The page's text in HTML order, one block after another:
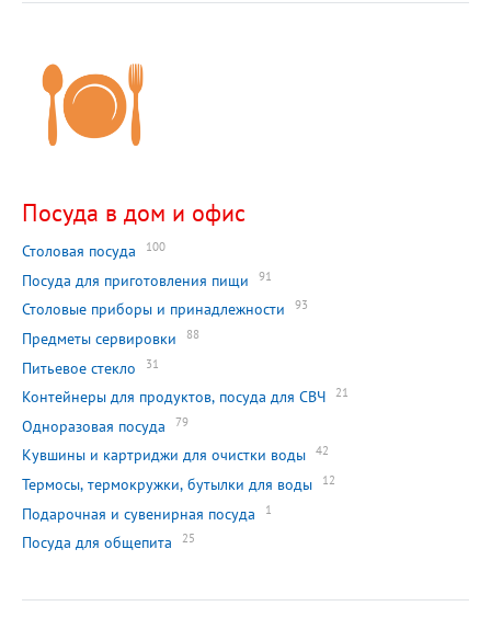
Посуда в дом и офис
Столовая посуда 100
Посуда для приготовления пищи 91
Столовые приборы и принадлежности 93
Предметы сервировки 88
Питьевое стекло 31
Контейнеры для продуктов, посуда для СВЧ 21
Одноразовая посуда 79
Кувшины и картриджи для очистки воды 42
Термосы, термокружки, бутылки для воды 12
Подарочная и сувенирная посуда 1
Посуда для общепита 25